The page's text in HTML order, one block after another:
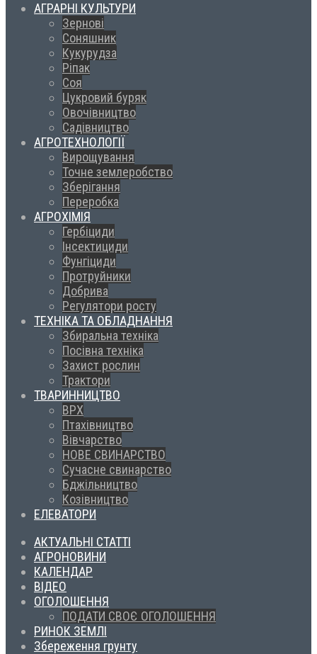
АГРАРНІ КУЛЬТУРИ
Зернові
Соняшник
Кукурудза
Ріпак
Соя
Цукровий буряк
Овочівництво
Садівництво
АГРОТЕХНОЛОГІЇ
Вирощування
Точне землеробство
Зберігання
Переробка
АГРОХІМІЯ
Гербіциди
Інсектициди
Фунгіциди
Протруйники
Добрива
Регулятори росту
ТЕХНІКА ТА ОБЛАДНАННЯ
Збиральна техніка
Посівна техніка
Захист рослин
Трактори
ТВАРИННИЦТВО
ВРХ
Птахівництво
Вівчарство
НОВЕ СВИНАРСТВО
Сучасне свинарство
Бджільництво
Козівництво
ЕЛЕВАТОРИ
АКТУАЛЬНІ СТАТТІ
АГРОНОВИНИ
КАЛЕНДАР
ВІДЕО
ОГОЛОШЕННЯ
ПОДАТИ СВОЄ ОГОЛОШЕННЯ
РИНОК ЗЕМЛІ
Збереження грунту